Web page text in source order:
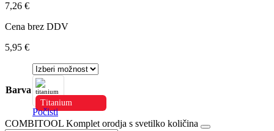
7,26 €
Cena brez DDV
5,95 €
Barva
Titanium
Počisti
COMBITOOL Komplet orodja s svetilko količina